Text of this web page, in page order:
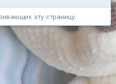
эту страницу.